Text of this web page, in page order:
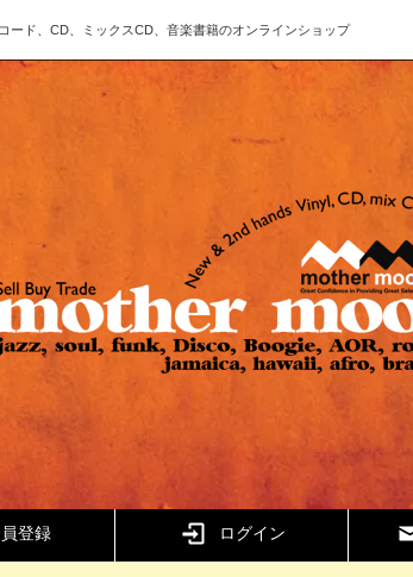
ード、CD、ミックスCD、音楽書籍のオンラインショップ
登録 ログイン